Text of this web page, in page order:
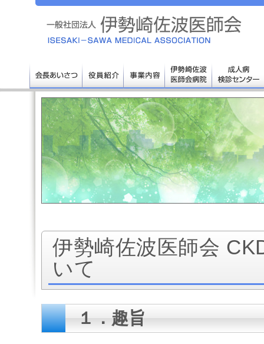
伊勢崎佐波医師会
いて
１．趣旨